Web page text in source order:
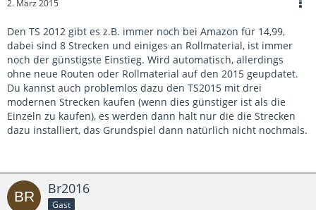
2. März 2015
Den TS 2012 gibt es z.B. immer noch bei Amazon für 14,99,
dabei sind 8 Strecken und einiges an Rollmaterial, ist immer
noch der günstigste Einstieg. Wird automatisch, allerdings
ohne neue Routen oder Rollmaterial auf den 2015 geupdatet.
Du kannst auch problemlos dazu den TS2015 mit drei
modernen Strecken kaufen (wenn dies günstiger ist als die
Einzeln zu kaufen), es werden dann halt nur die die Strecken
dazu installiert, das Grundspiel dann natürlich nicht nochmals.
Br2016
Gast